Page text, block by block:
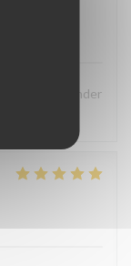
demander